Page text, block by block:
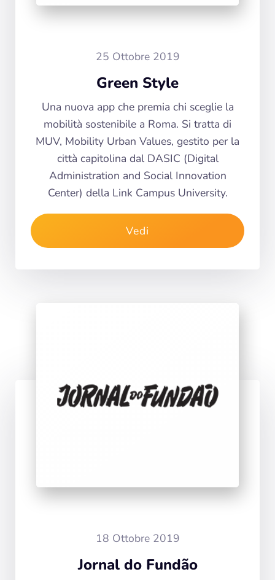
25 Ottobre 2019
Green Style
Una nuova app che premia chi sceglie la
mobilità sostenibile a Roma. Si tratta di
MUV, Mobility Urban Values, gestito per la
città capitolina dal DASIC (Digital
Administration and Social Innovation
Center) della Link Campus University.
Vedi
18 Ottobre 2019
Jornal do Fundão